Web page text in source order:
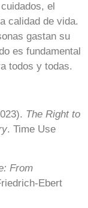
el
calidad de vida.
gastan su
es fundamental
todos y todas.
The Right to
. Time Use
From
Ebert